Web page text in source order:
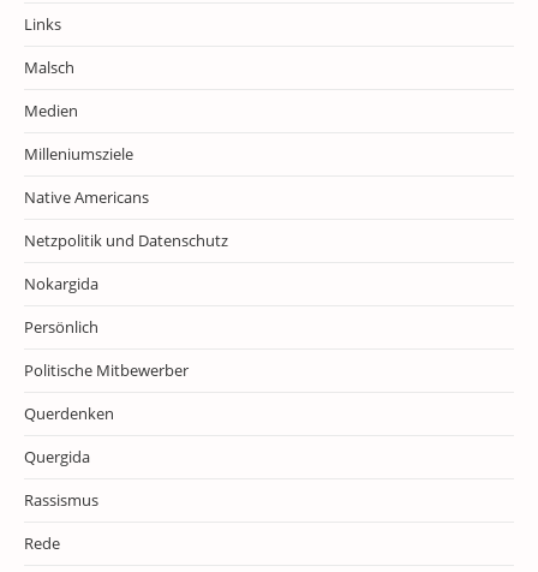
Links
Malsch
Medien
Milleniumsziele
Native Americans
Netzpolitik und Datenschutz
Nokargida
Persönlich
Politische Mitbewerber
Querdenken
Quergida
Rassismus
Rede